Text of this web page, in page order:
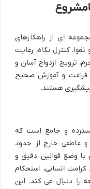
ای از راهکارهای
کنترل نگاه، رعایت
ترویج ازدواج آسان و
فراغت و آموزش صحیح
هستند.
و جامع است که
عاطفی خارج از حدود
با وضع قوانین دقیق و
انسانی، استحکام
را دنبال می کند. این